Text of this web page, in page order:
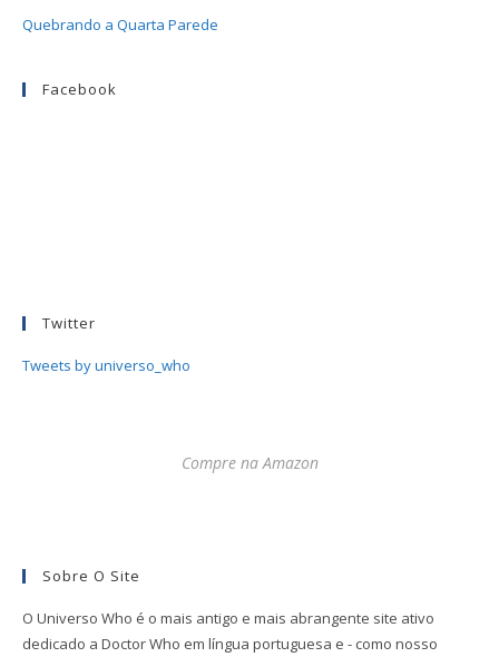
Quebrando a Quarta Parede
Facebook
Twitter
Tweets by universo_who
Compre na Amazon
Sobre O Site
O Universo Who é o mais antigo e mais abrangente site ativo
dedicado a Doctor Who em língua portuguesa e - como nosso